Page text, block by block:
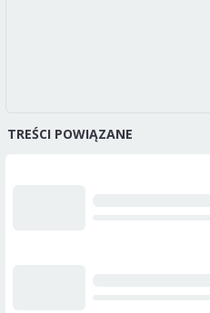
TREŚCI POWIĄZANE